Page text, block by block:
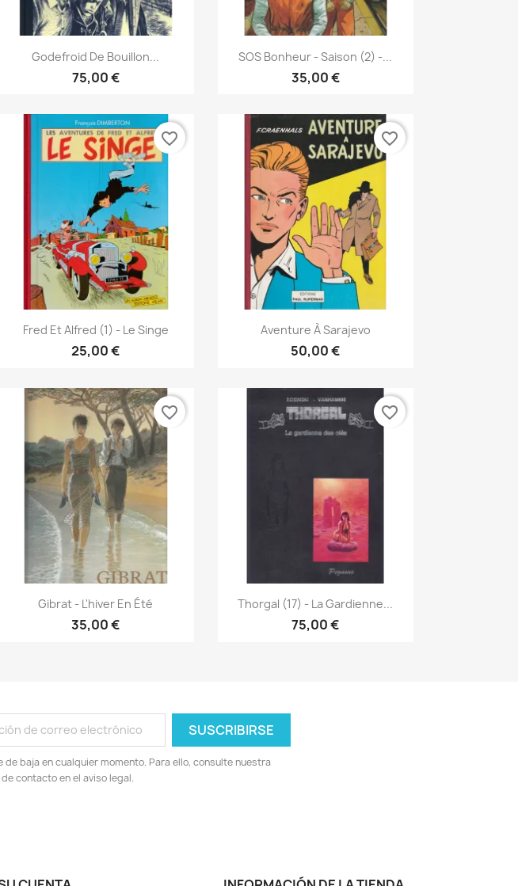
Vista rápida
Godefroid De Bouillon...
75,00 €
Vista rápida
SOS Bonheur - Saison (2) -...
35,00 €
Vista rápida
Fred Et Alfred (1) - Le Singe
25,00 €
favorite_border
Vista rápida
Aventure À Sarajevo
50,00 €
favorite_border
Vista rápida
Gibrat - L'hiver En Été
35,00 €
favorite_border
Vista rápida
Thorgal (17) - La Gardienne...
75,00 €
favorite_border
de baja en cualquier momento. Para ello, consulte nuestra
contacto en el aviso legal.